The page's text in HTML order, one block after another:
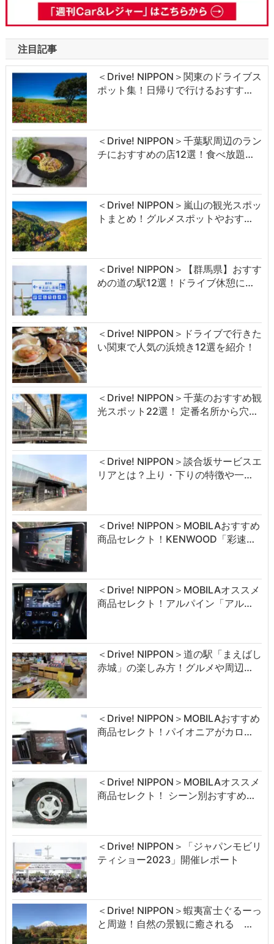
注目記事
＜Drive! NIPPON＞関東のドライブス
ポット集！日帰りで行けるおすす…
＜Drive! NIPPON＞千葉駅周辺のラン
チにおすすめの店12選！食べ放題…
＜Drive! NIPPON＞嵐山の観光スポッ
トまとめ！グルメスポットやおす…
＜Drive! NIPPON＞【群馬県】おすす
めの道の駅12選！ドライブ休憩に…
＜Drive! NIPPON＞ドライブで行きた
い関東で人気の浜焼き12選を紹介！
＜Drive! NIPPON＞千葉のおすすめ観
光スポット22選！ 定番名所から穴…
＜Drive! NIPPON＞談合坂サービスエ
リアとは？上り・下りの特徴や一…
＜Drive! NIPPON＞MOBILAおすすめ
商品セレクト！KENWOOD「彩速…
＜Drive! NIPPON＞MOBILAオススメ
商品セレクト！アルパイン「アル…
＜Drive! NIPPON＞道の駅「まえばし
赤城」の楽しみ方！グルメや周辺…
＜Drive! NIPPON＞MOBILAおすすめ
商品セレクト！パイオニアがカロ…
＜Drive! NIPPON＞MOBILAオススメ
商品セレクト！ シーン別おすすめ…
＜Drive! NIPPON＞「ジャパンモビリ
ティショー2023」開催レポート
＜Drive! NIPPON＞蝦夷富士ぐるーっ
と周遊！自然の景観に癒される …